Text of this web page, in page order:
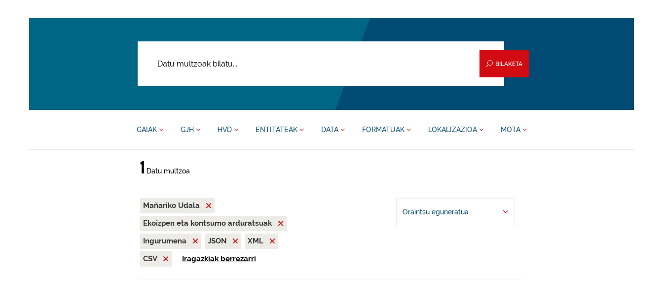
BILAKETA
GAIAK GJH HVD ENTITATEAK DATA FORMATUAK LOKALIZAZIOA MOTA
1 Datu multzoa
Mañariko Udala
Ekoizpen eta kontsumo arduratsuak
Ingurumena
JSON
XML
CSV
Iragazkiak berrezarri
Oraintsu eguneratua